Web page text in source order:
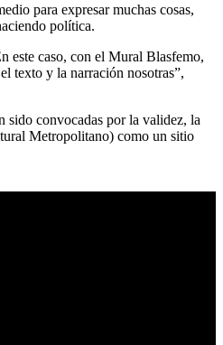
para expresar muchas cosas,
política.
este caso, con el Mural Blasfemo,
texto y la narración nosotras”,
sido convocadas por la validez, la
Metropolitano) como un sitio